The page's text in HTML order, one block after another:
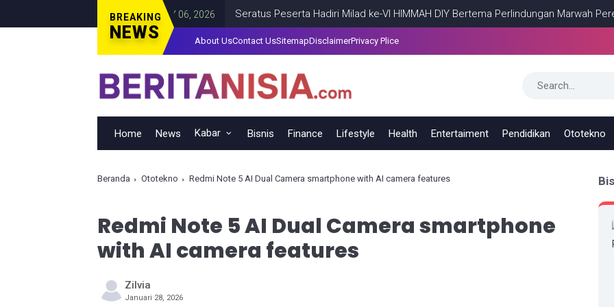
BREAKING
NEWS
JANUARY 06, 2026 Seratus Peserta Hadiri Milad ke-VI HIMMAH DIY Bertema Perlindungan Marwah Perempuan
About UsContact UsSitemapDisclaimerPrivacy Plice
Home News Kabar Bisnis Finance Lifestyle Health Entertaiment Pendidikan Ototekno
Beranda Ototekno Redmi Note 5 AI Dual Camera smartphone with AI camera features
Redmi Note 5 AI Dual Camera smartphone
with AI camera features
Zilvia
Januari 28, 2026